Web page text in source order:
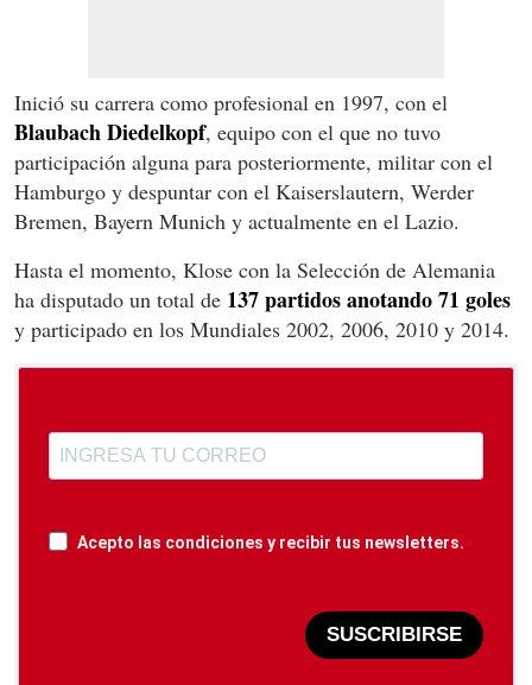
Inició su carrera como profesional en 1997, con el
Blaubach Diedelkopf, equipo con el que no tuvo
participación alguna para posteriormente, militar con el
Hamburgo y despuntar con el Kaiserslautern, Werder
Bremen, Bayern Munich y actualmente en el Lazio.
Hasta el momento, Klose con la Selección de Alemania
ha disputado un total de 137 partidos anotando 71 goles
y participado en los Mundiales 2002, 2006, 2010 y 2014.
Acepto las condiciones y recibir tus newsletters.
SUSCRIBIRSE